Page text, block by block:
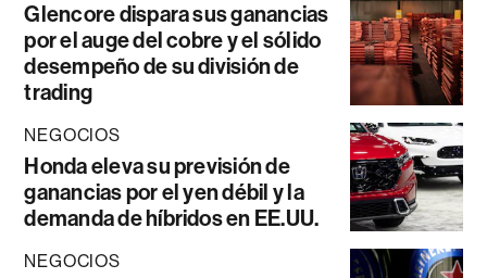
Glencore dispara sus ganancias
por el auge del cobre y el sólido
desempeño de su división de
trading
NEGOCIOS
Honda eleva su previsión de
ganancias por el yen débil y la
demanda de híbridos en EE.UU.
NEGOCIOS